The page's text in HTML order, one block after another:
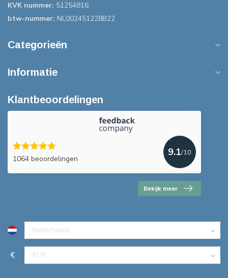
KVK nummer: 51254816
btw-nummer: NL002451228B22
Categorieën
Informatie
Klantbeoordelingen
1064 beoordelingen
9.1/10
Bekijk meer
€